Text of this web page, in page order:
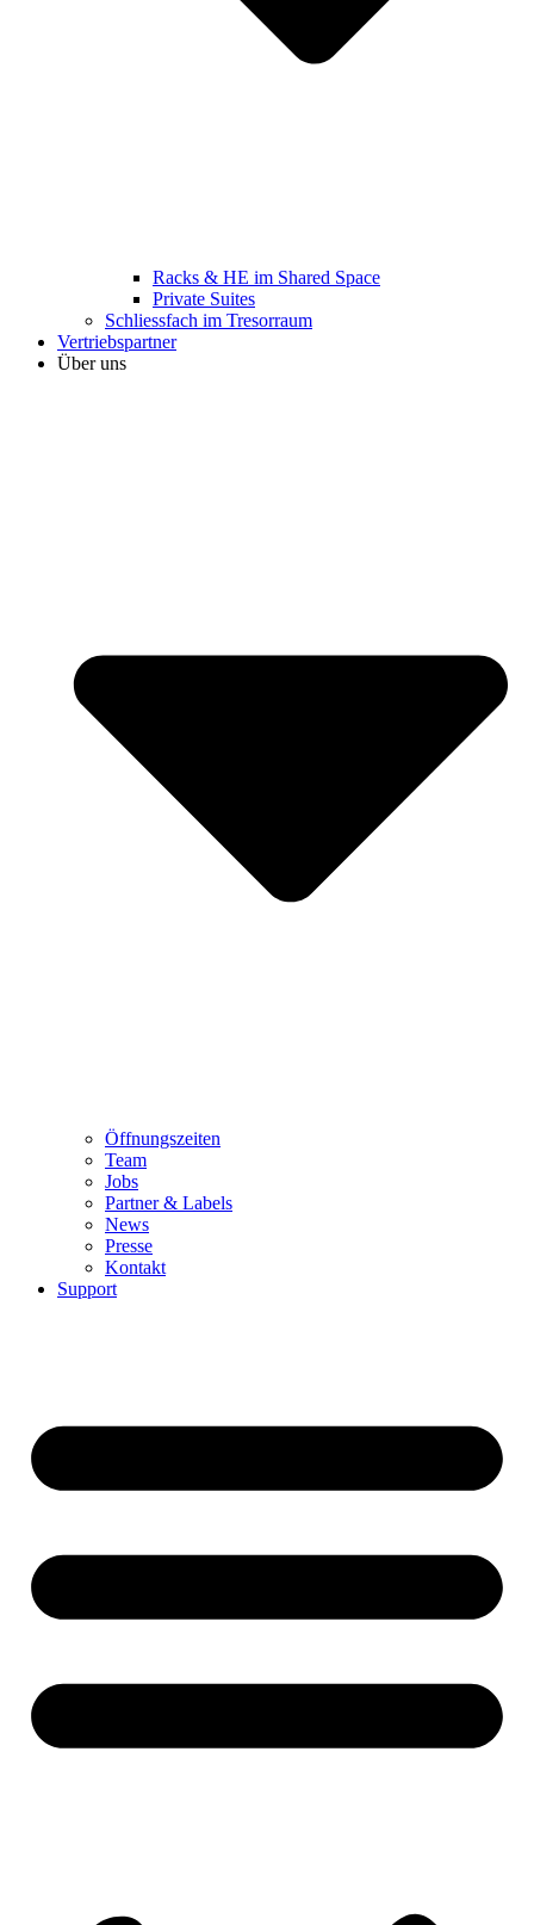
Racks & HE im Shared Space
Private Suites
Schliessfach im Tresorraum
Vertriebspartner
Über uns
Öffnungszeiten
Team
Jobs
Partner & Labels
News
Presse
Kontakt
Support